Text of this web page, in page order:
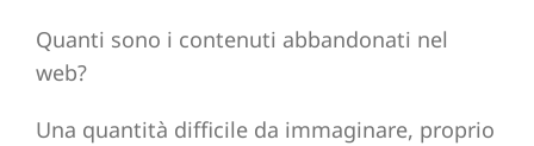
Quanti sono i contenuti abbandonati nel
web?
Una quantità difficile da immaginare, proprio